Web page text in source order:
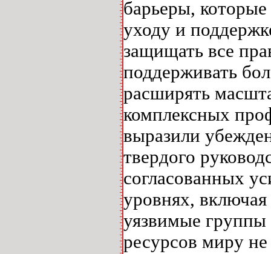
барьеры,
уходу и
защищать все
поддерживать
расширять
комплексных
выразили
твердого
согласованных
уровнях,
уязвимые группы
ресурсов миру